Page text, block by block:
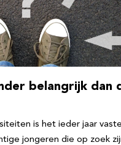
belangrijk dan
is het ieder jaar
jongeren die op zoek